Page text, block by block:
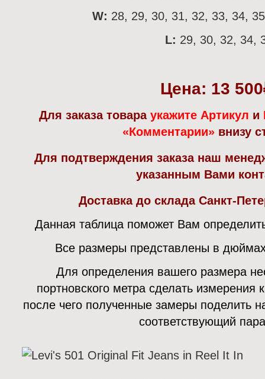
W: 28, 29, 30, 31, 32, 33, 34,
L: 29, 30, 32, 34,
Цена: 13 500
Для заказа товара укажите Артикул и
«Комментарии»внизу
Для подтверждения заказа наш
указанным Вами
Доставка до склада Санкт-
Данная таблица поможет Вам
Все размеры представлены в
Для определения вашего размера
портновского метра сделать измерения
после чего полученные замеры поделить
соответствующий